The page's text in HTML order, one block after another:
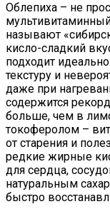
Облепиха – не
называют
кисло-сладкий
подходит
текстуру и
даже при
содержится
больше, чем в
токоферолом –
от старения и
редкие жирные
для сердца,
натуральным
быстро